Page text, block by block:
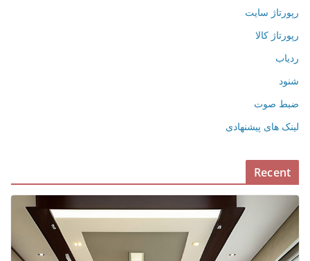
رپورتاژ سایت
رپورتاژ کالا
ردیاب
شنود
ضبط صوت
لینک های پیشنهادی
Recent